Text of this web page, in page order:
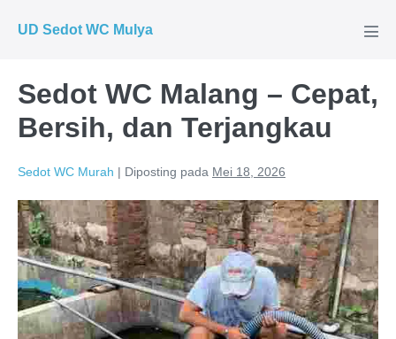
UD Sedot WC Mulya
Sedot WC Malang – Cepat,
Bersih, dan Terjangkau
Sedot WC Murah | Diposting pada Mei 18, 2026